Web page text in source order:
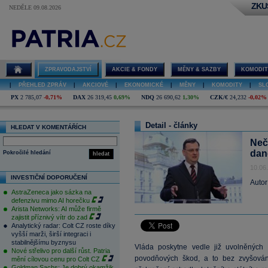
NEDĚLE 09.08.2026
ZPRAVODAJSTVÍ AKCIE & FONDY MĚNY & SAZBY
PŘEHLED ZPRÁV AKCIOVÉ EKONOMICKÉ MĚNY KOMODITY
PX 2 785,07 -0,71% DAX 26 319,45 0,69% NDQ 26 690,62 1,30% CZK/€ 24,232 -0,02%
HLEDAT V KOMENTÁŘÍCH
hledat
Pokročilé hledání
INVESTIČNÍ DOPORUČENÍ
AstraZeneca jako sázka na
defenzivu mimo AI horečku
Arista Networks: AI může firmě
zajistit příznivý vítr do zad
Analytický radar: Colt CZ roste díky
vyšší marži, širší integraci i
stabilnějšímu byznysu
Nové střelivo pro další růst. Patria
mění cílovou cenu pro Colt CZ
Detail - články
Vláda poskytne vedle již
povodňových škod, a to bez